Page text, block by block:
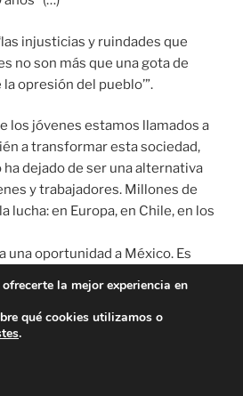
injusticias y ruindades que
no son más que una gota de
opresión del pueblo’”.
los jóvenes estamos llamados a
a transformar esta sociedad,
dejado de ser una alternativa
y trabajadores. Millones de
lucha: en Europa, en Chile, en los
una oportunidad a México. Es
revelemos. Los invitamos a
Morenaje y el Morena para
cambio que el país necesita” (La
8).
la mejor experiencia en
qué cookies utilizamos o
.